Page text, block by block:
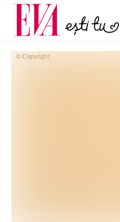
© Copyright:
Carieră
Actualitate